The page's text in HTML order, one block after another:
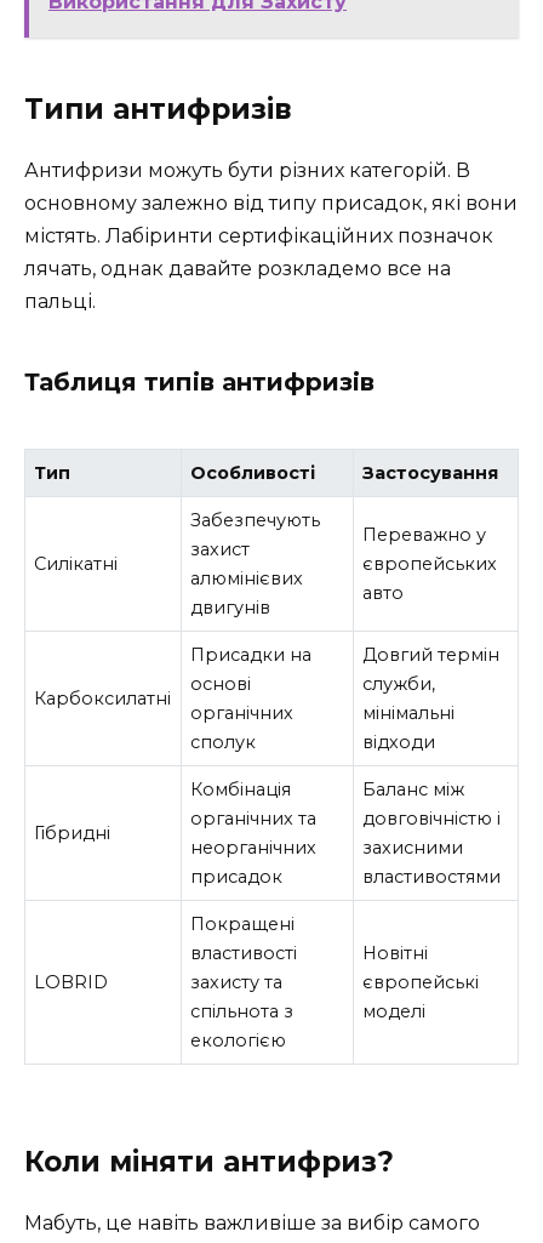
Типи антифризів
Антифризи можуть бути різних категорій. В
основному залежно від типу присадок, які вони
містять. Лабіринти сертифікаційних позначок
лячать, однак давайте розкладемо все на
пальці.
Таблиця типів антифризів
Тип Особливості Застосування
Силікатні
Забезпечують
захист
алюмінієвих
двигунів
Переважно у
європейських
авто
Карбоксилатні
Присадки на
основі
органічних
сполук
Довгий термін
служби,
мінімальні
відходи
Гібридні
Комбінація
органічних та
неорганічних
присадок
Баланс між
довговічністю і
захисними
властивостями
LOBRID
Покращені
властивості
захисту та
спільнота з
екологією
Новітні
європейські
моделі
Коли міняти антифриз?
Мабуть, це навіть важливіше за вибір самого